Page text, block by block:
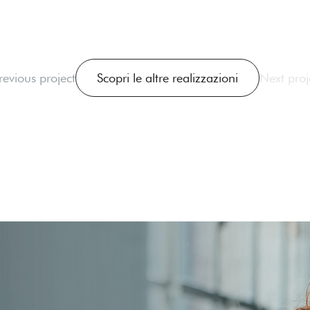
project Scopri le altre realizzazioni Next